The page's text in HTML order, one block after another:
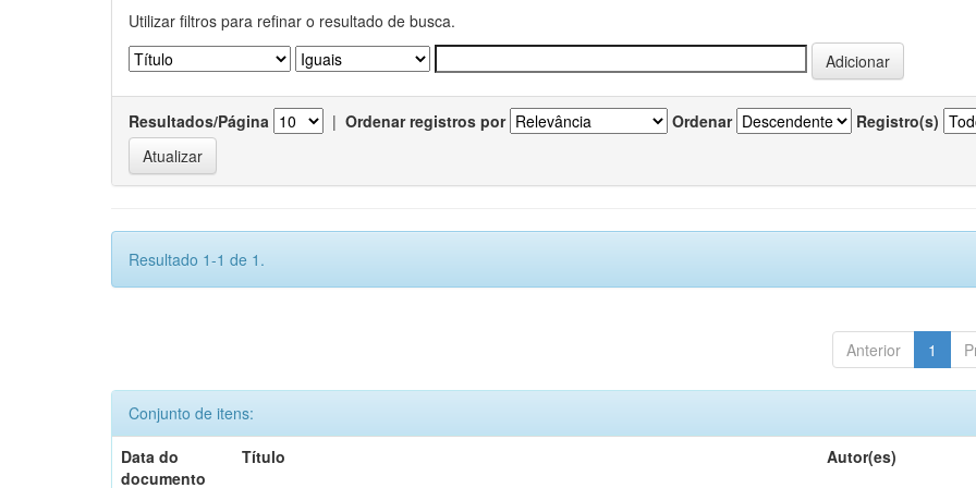
Utilizar filtros para refinar o resultado de busca.
Resultados/Página | Ordenar registros por Ordenar Registro(s)
Resultado 1-1 de 1.
Anterior 1
Conjunto de itens:
Data do
documento
Título Autor(es)